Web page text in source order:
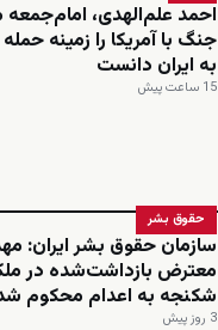
احمد علم‌الهدی، امام‌جمعه
جنگ با آمریکا را زمینه
به ایران دانست
15 ساعت پیش
حقوق بشر
سازمان حقوق بشر ایران:
معترض بازداشت‌شده در
شکنجه به اعدام محکوم
3 روز پیش